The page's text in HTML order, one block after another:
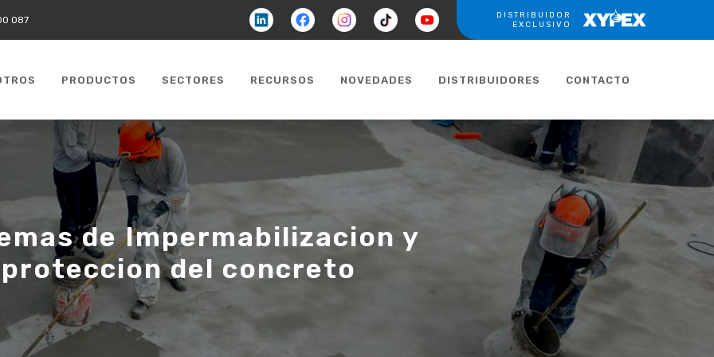
087
Linkedin facebook facebook tiktok youtube
DISTRIBUIDOR
EXCLUSIVO
XYPEX
PRODUCTOS SECTORES RECURSOS NOVEDADES DISTRIBUIDORES CONTACTO
de Impermabilizacion y
proteccion del concreto